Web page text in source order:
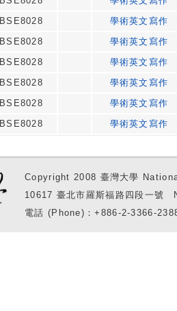
BSE8028
學術英文寫作
BSE8028
學術英文寫作
BSE8028
學術英文寫作
BSE8028
學術英文寫作
BSE8028
學術英文寫作
BSE8028 學術英文寫作
Copyright 2008 臺灣大學
10617 臺北市羅斯福路四段一
電話 (Phone)：+886-2-3366-